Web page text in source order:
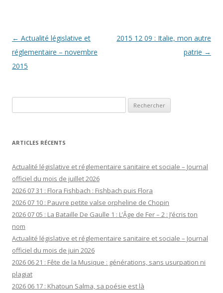
Navigation
des
articles
← Actualité législative et
réglementaire – novembre
2015
2015 12 09 : Italie, mon autre
patrie →
ARTICLES RÉCENTS
Actualité législative et réglementaire sanitaire et sociale – Journal
officiel du mois de juillet 2026
2026 07 31 : Flora Fishbach : Fishbach puis Flora
2026 07 10 : Pauvre petite valse orpheline de Chopin
2026 07 05 : La Bataille De Gaulle 1 : L’Âge de Fer – 2 : J’écris ton
nom
Actualité législative et réglementaire sanitaire et sociale – Journal
officiel du mois de juin 2026
2026 06 21 : Fête de la Musique : générations, sans usurpation ni
plagiat
2026 06 17 : Khatoun Salma, sa poésie est là